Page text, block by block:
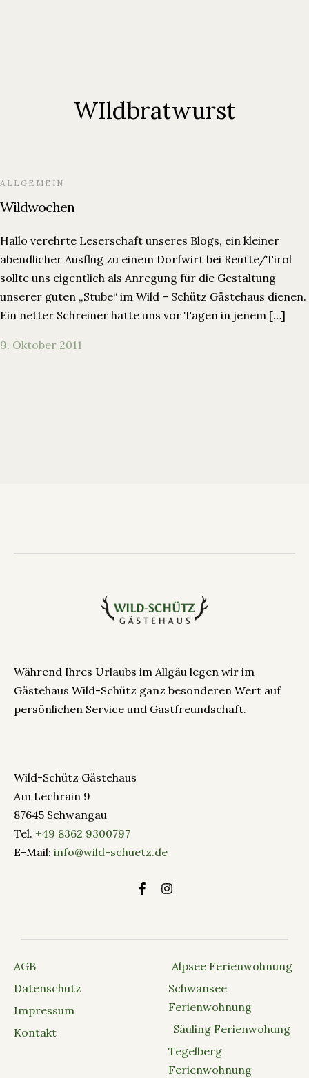
WIldbratwurst
ALLGEMEIN
Wildwochen
Hallo verehrte Leserschaft unseres Blogs, ein kleiner
abendlicher Ausflug zu einem Dorfwirt bei Reutte/Tirol
sollte uns eigentlich als Anregung für die Gestaltung
unserer guten „Stube“ im Wild – Schütz Gästehaus dienen.
Ein netter Schreiner hatte uns vor Tagen in jenem […]
9. Oktober 2011
Während Ihres Urlaubs im Allgäu legen wir im
Gästehaus Wild-Schütz ganz besonderen Wert auf
persönlichen Service und Gastfreundschaft.
Wild-Schütz Gästehaus
Am Lechrain 9
87645 Schwangau
Tel. +49 8362 9300797
E-Mail: info@wild-schuetz.de
AGB
Datenschutz
Impressum
Kontakt
Alpsee Ferienwohnung
Schwansee
Ferienwohnung
Säuling Ferienwohung
Tegelberg
Ferienwohnung